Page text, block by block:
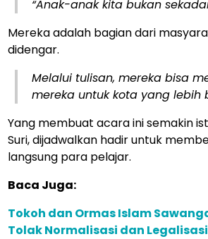
“Anak-anak kita bukan
Mereka adalah bagian dari
didengar.
Melalui tulisan, mereka bisa
mereka untuk kota yang lebih
Yang membuat acara ini semakin
Suri, dijadwalkan hadir untuk
langsung para pelajar.
Baca Juga:
Tokoh dan Ormas Islam
Tolak Normalisasi dan Legalisasi